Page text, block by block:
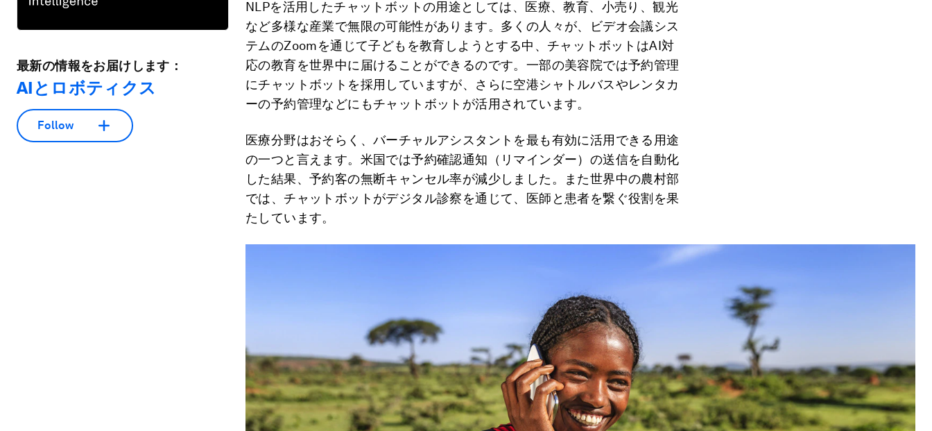
最新の情報をお届けします：
AIとロボティクス
Follow
NLPを活用したチャットボットの用途としては、医療、教育、小売り、観光
など多様な産業で無限の可能性があります。多くの人々が、ビデオ会議シス
テムのZoomを通じて子どもを教育しようとする中、チャットボットはAI対
応の教育を世界中に届けることができるのです。一部の美容院では予約管理
にチャットボットを採用していますが、さらに空港シャトルバスやレンタカ
ーの予約管理などにもチャットボットが活用されています。
医療分野はおそらく、バーチャルアシスタントを最も有効に活用できる用途
の一つと言えます。米国では予約確認通知（リマインダー）の送信を自動化
した結果、予約客の無断キャンセル率が減少しました。また世界中の農村部
では、チャットボットがデジタル診察を通じて、医師と患者を繋ぐ役割を果
たしています。